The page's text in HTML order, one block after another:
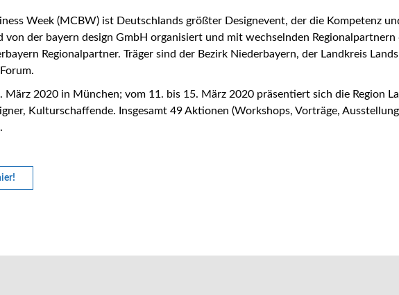
Week (MCBW) ist Deutschlands größter Designevent, der die Kompetenz
der bayern design GmbH organisiert und mit wechselnden
Regionalpartner. Träger sind der Bezirk Niederbayern, der Landkreis
März 2020 in München; vom 11. bis 15. März 2020 präsentiert sich die Region
Kulturschaffende. Insgesamt 49 Aktionen (Workshops, Vorträge,